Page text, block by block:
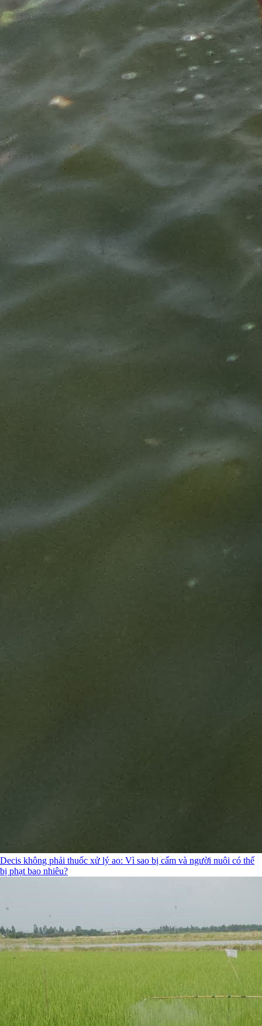
Decis không phải thuốc xử lý ao: Vì sao bị cấm và người nuôi có thể
bị phạt bao nhiêu?